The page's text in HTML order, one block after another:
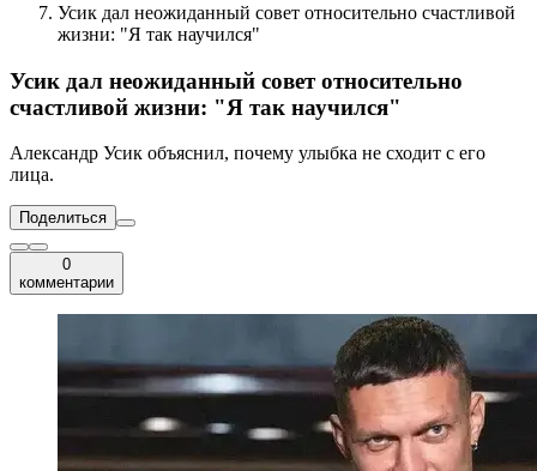
Усик дал неожиданный совет относительно счастливой
жизни: "Я так научился"
Усик дал неожиданный совет относительно
счастливой жизни: "Я так научился"
Александр Усик объяснил, почему улыбка не сходит с его
лица.
Поделиться
0
комментарии